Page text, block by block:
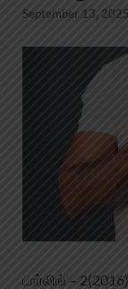
September 13, 2025
டார்லிங் –